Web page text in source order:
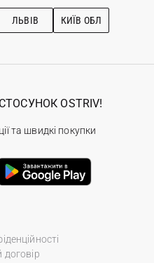
з догляду
ЛЬВІВ КИЇВ ОБЛ
договір
OSTRIV!
та швидкі покупки